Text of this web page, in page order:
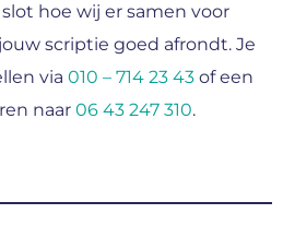
hoe wij er samen voor
scriptie goed afrondt. Je
via 010 – 714 23 43 of een
naar 06 43 247 310.